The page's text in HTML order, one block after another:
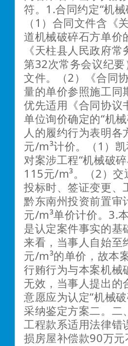
符。1.合同约定“机
（1）合同文件含《
道机械破碎石方单价
《天柱县人民政府
第32次常务会议纪
文件。（2）《合同
量的单价参照施工同
优先适用《合同协议
单位询价确定的“机
人的履约行为表明各
元/m³计价。（1）
对案涉工程“机械破
115元/m³。（2）
投标时、签证变更、
黔东南州投资前置
元/m³单价计价。3.
是认定案件事实的
来看，当事人自始至
元/m³的单价，故本
行贿行为与本案机械
无效，当事人提出
意愿应为认定“机械
采纳鉴定方案二。
工程款系适用法律
损房屋补偿款90万元